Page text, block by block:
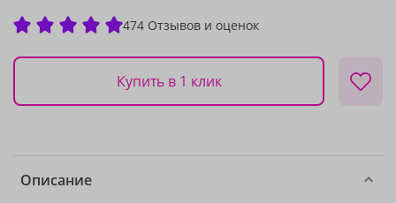
474 Отзывов и оценок
Купить в 1 клик
Описание